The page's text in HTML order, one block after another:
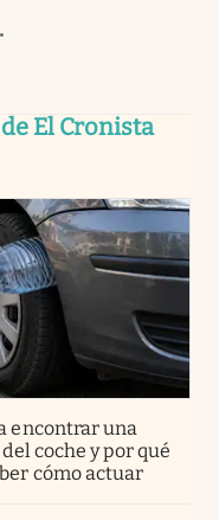
El Cronista
encontrar una
coche y por qué
cómo actuar